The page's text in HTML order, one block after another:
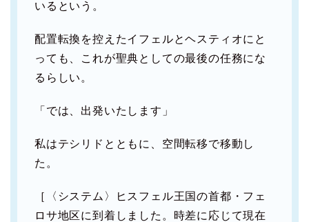
いるという。
配置転換を控えたイフェルとヘスティオにと
っても、これが聖典としての最後の任務にな
るらしい。
「では、出発いたします」
私はテシリドとともに、空間転移で移動し
た。
［〈システム〉ヒスフェル王国の首都・フェ
ロサ地区に到着しました。時差に応じて現在